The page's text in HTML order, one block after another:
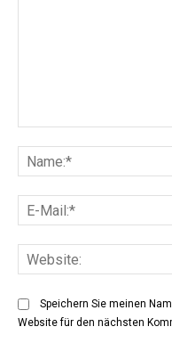
Speichern Sie meinen
Website für den nächsten